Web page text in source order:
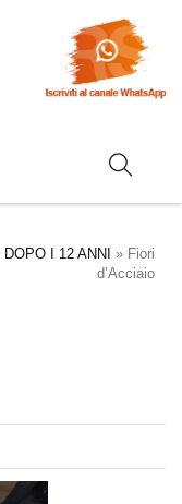
I 12 ANNI » Fiori
d’Acciaio